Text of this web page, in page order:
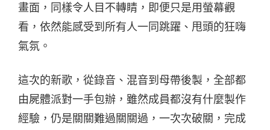
畫面，同樣令人目不轉睛，即便只是用螢幕觀
看，依然能感受到所有人一同跳躍、甩頭的狂嗨
氣氛。
這次的新歌，從錄音、混音到母帶後製，全部都
由屍體派對一手包辦，雖然成員都沒有什麼製作
經驗，仍是關關難過關關過，一次次破關，完成